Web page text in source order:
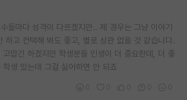
들마다 성격이 다르겠지만.. 제 경우는 그냥 이야기
하고 컨택해 봐도 좋고, 별로 상관 없을 것 같습니다.
고맙긴 하겠지만 학생분들 인생이 더 중요한데, 더 좋
생 있는데 그걸 싫어하면 안 되죠